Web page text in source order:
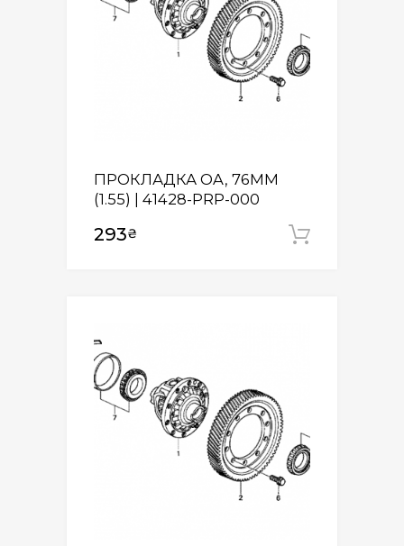
ПРОКЛАДКА OA, 76MM
(1.55) | 41428-PRP-000
293₴